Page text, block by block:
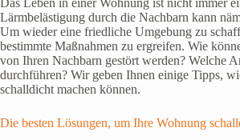
Das Leben in einer Wohnung ist nicht immer
Lärmbelästigung durch die Nachbarn kann
Um wieder eine friedliche Umgebung zu
bestimmte Maßnahmen zu ergreifen. Wie
von Ihren Nachbarn gestört werden? Welche
durchführen? Wir geben Ihnen einige Tipps,
schalldicht machen können.
Die besten Lösungen, um Ihre Wohnung